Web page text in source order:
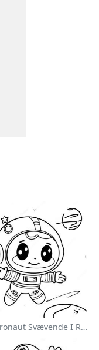
Sød Astronaut Svævende I Rummet Farvelægningsside